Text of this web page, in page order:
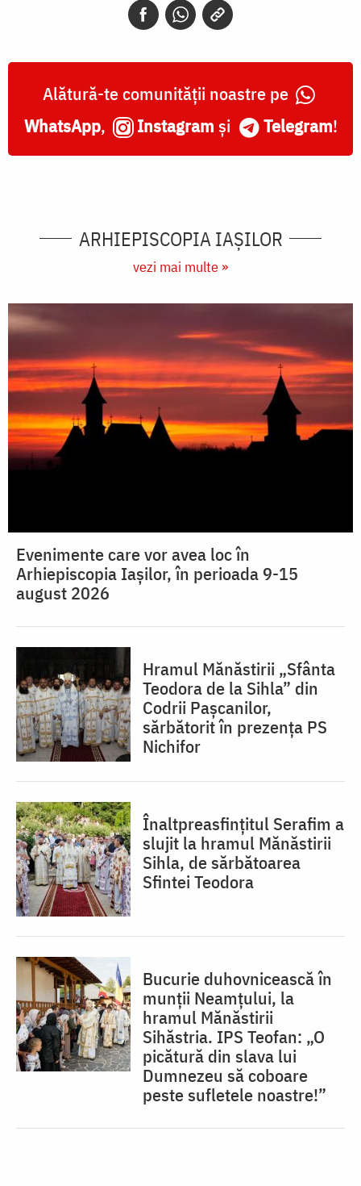
Alătură-te comunității noastre pe
WhatsApp, Instagram și Telegram!
ARHIEPISCOPIA IAŞILOR
vezi mai multe »
Evenimente care vor avea loc în
Arhiepiscopia Iaşilor, în perioada 9-15
august 2026
Hramul Mănăstirii „Sfânta
Teodora de la Sihla” din
Codrii Pașcanilor,
sărbătorit în prezența PS
Nichifor
Înaltpreasfințitul Serafim a
slujit la hramul Mănăstirii
Sihla, de sărbătoarea
Sfintei Teodora
Bucurie duhovnicească în
munții Neamțului, la
hramul Mănăstirii
Sihăstria. IPS Teofan: „O
picătură din slava lui
Dumnezeu să coboare
peste sufletele noastre!”